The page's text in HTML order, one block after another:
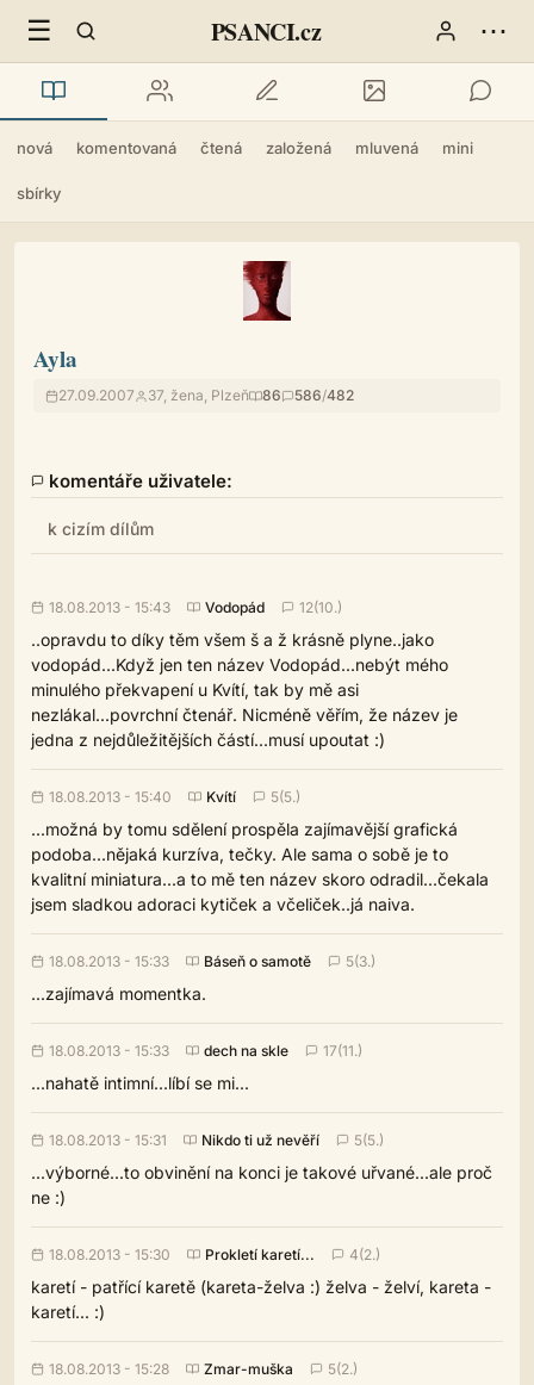
☰ PSANCI.cz ⋯
nová komentovaná čtená založená mluvená mini
sbírky
Ayla
27.09.2007 37, žena, Plzeň 86 586/482
komentáře uživatele:
k cizím dílům
18.08.2013 - 15:43 Vodopád 12(10.)
..opravdu to díky těm všem š a ž krásně plyne..jako
vodopád...Když jen ten název Vodopád...nebýt mého
minulého překvapení u Kvítí, tak by mě asi
nezlákal...povrchní čtenář. Nicméně věřím, že název je
jedna z nejdůležitějších částí...musí upoutat :)
18.08.2013 - 15:40 Kvítí 5(5.)
...možná by tomu sdělení prospěla zajímavější grafická
podoba...nějaká kurzíva, tečky. Ale sama o sobě je to
kvalitní miniatura...a to mě ten název skoro odradil...čekala
jsem sladkou adoraci kytiček a včeliček..já naiva.
18.08.2013 - 15:33 Báseň o samotě 5(3.)
...zajímavá momentka.
18.08.2013 - 15:33 dech na skle 17(11.)
...nahatě intimní...líbí se mi...
18.08.2013 - 15:31 Nikdo ti už nevěří 5(5.)
...výborné...to obvinění na konci je takové uřvané...ale proč
ne :)
18.08.2013 - 15:30 Prokletí karetí... 4(2.)
karetí - patřící karetě (kareta-želva :) želva - želví, kareta -
karetí... :)
18.08.2013 - 15:28 Zmar-muška 5(2.)